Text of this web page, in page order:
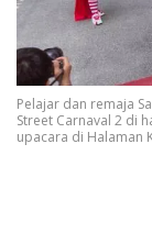
Pelajar dan remaja
Street Carnaval 2 di
upacara di Halaman